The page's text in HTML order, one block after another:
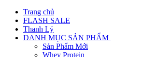
Trang chủ
FLASH SALE
Thanh Lý
DANH MỤC SẢN PHẨM
Sản Phẩm Mới
Whey Protein